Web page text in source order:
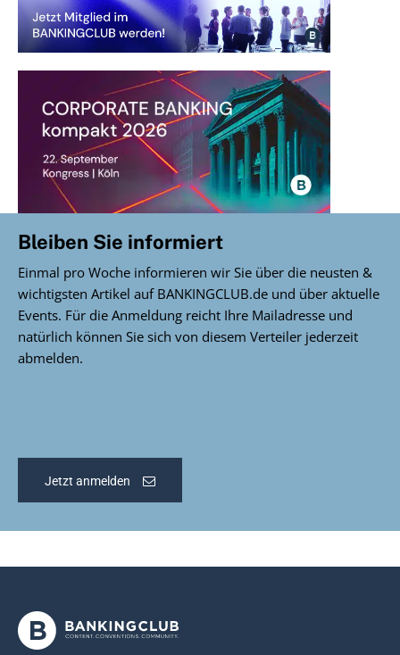
Bleiben Sie informiert
Einmal pro Woche informieren wir Sie über die neusten &
wichtigsten Artikel auf BANKINGCLUB.de und über aktuelle
Events. Für die Anmeldung reicht Ihre Mailadresse und
natürlich können Sie sich von diesem Verteiler jederzeit
abmelden.
Jetzt anmelden